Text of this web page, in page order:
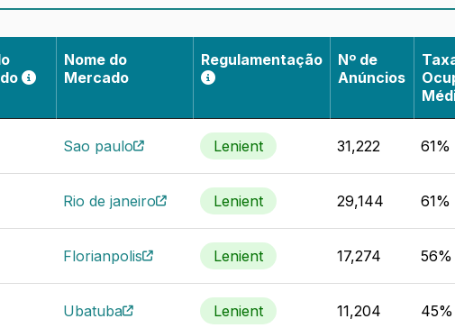
Nome do
Mercado
Regulamentação
Nº de
Anúncios
Sao paulo Lenient 31,222 61%
Rio de janeiro Lenient 29,144 61%
Florianpolis Lenient 17,274 56%
Ubatuba Lenient 11,204 45%